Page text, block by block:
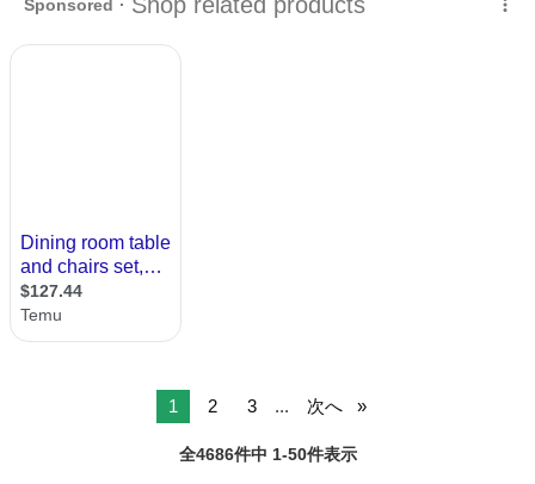
1 2 3 ... 次へ
全4686件中 1-50件表示